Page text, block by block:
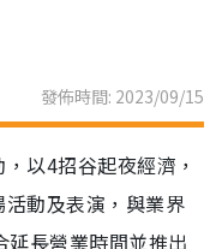
發佈時間: 2023/09/15
以4招谷起夜經濟，
動及表演，與業界
長營業時間並推出